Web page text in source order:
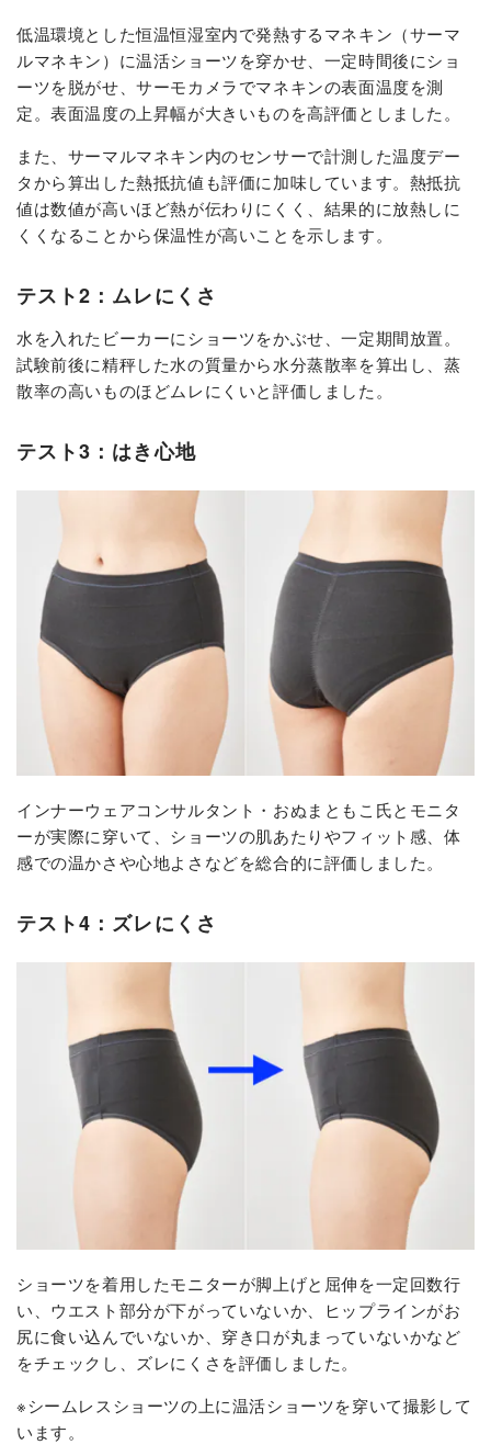
低温環境とした恒温恒湿室内で発熱するマネキン（サーマ
ルマネキン）に温活ショーツを穿かせ、一定時間後にショ
ーツを脱がせ、サーモカメラでマネキンの表⾯温度を測
定。表⾯温度の上昇幅が⼤きいものを高評価としました。
また、サーマルマネキン内のセンサーで計測した温度デー
タから算出した熱抵抗値も評価に加味しています。熱抵抗
値は数値が高いほど熱が伝わりにくく、結果的に放熱しに
くくなることから保温性が高いことを示します。
テスト2：ムレにくさ
⽔を⼊れたビーカーにショーツをかぶせ、一定期間放置。
試験前後に精秤した水の質量から水分蒸散率を算出し、蒸
散率の⾼いものほどムレにくいと評価しました。
テスト3：はき心地
インナーウェアコンサルタント・おぬまともこ氏とモニタ
ーが実際に穿いて、ショーツの肌あたりやフィット感、体
感での温かさや心地よさなどを総合的に評価しました。
テスト4：ズレにくさ
ショーツを着用したモニターが脚上げと屈伸を一定回数行
い、ウエスト部分が下がっていないか、ヒップラインがお
尻に食い込んでいないか、穿き口が丸まっていないかなど
をチェックし、ズレにくさを評価しました。
※シームレスショーツの上に温活ショーツを穿いて撮影して
います。